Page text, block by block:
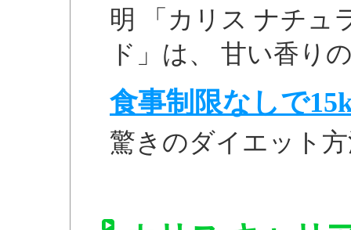
明 「カリス ナチュ
ド」は、 甘い香り
食事制限なしで
驚きのダイエット